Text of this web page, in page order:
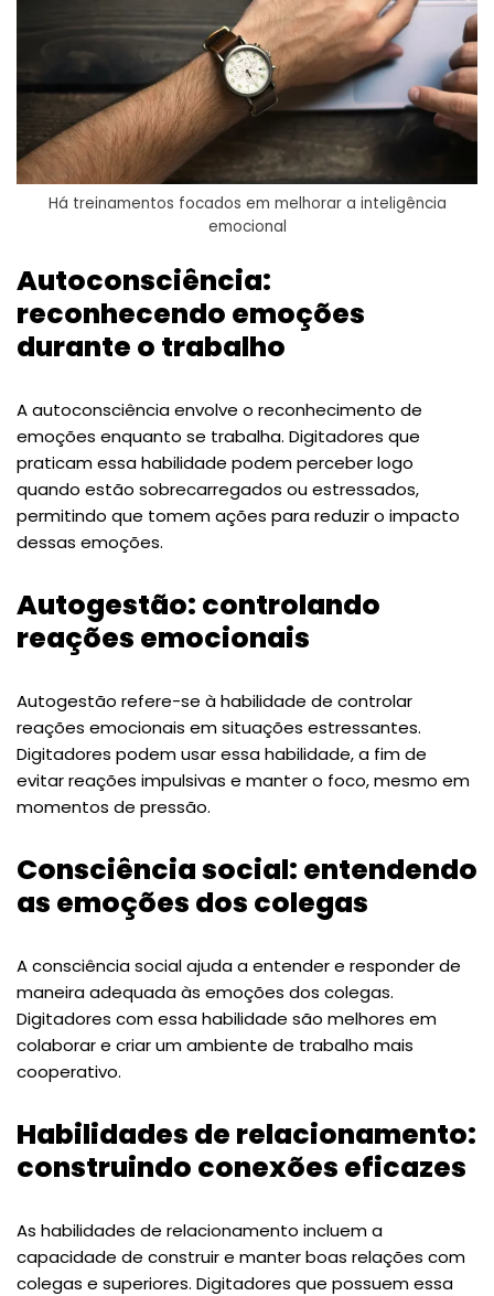
Há treinamentos focados em melhorar a inteligência
emocional
Autoconsciência:
reconhecendo emoções
durante o trabalho
A autoconsciência envolve o reconhecimento de
emoções enquanto se trabalha. Digitadores que
praticam essa habilidade podem perceber logo
quando estão sobrecarregados ou estressados,
permitindo que tomem ações para reduzir o impacto
dessas emoções.
Autogestão: controlando
reações emocionais
Autogestão refere-se à habilidade de controlar
reações emocionais em situações estressantes.
Digitadores podem usar essa habilidade, a fim de
evitar reações impulsivas e manter o foco, mesmo em
momentos de pressão.
Consciência social: entendendo
as emoções dos colegas
A consciência social ajuda a entender e responder de
maneira adequada às emoções dos colegas.
Digitadores com essa habilidade são melhores em
colaborar e criar um ambiente de trabalho mais
cooperativo.
Habilidades de relacionamento:
construindo conexões eficazes
As habilidades de relacionamento incluem a
capacidade de construir e manter boas relações com
colegas e superiores. Digitadores que possuem essa